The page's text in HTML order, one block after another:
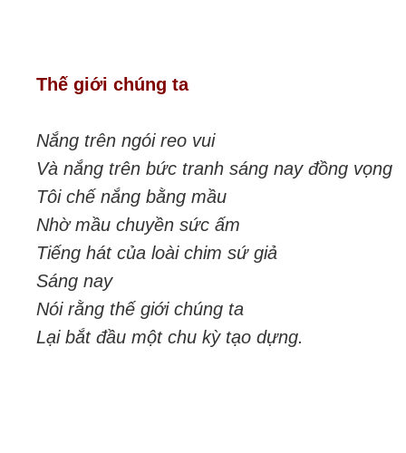
Thế giới chúng ta
Nắng trên ngói reo vui
Và nắng trên bức tranh sáng nay đồng vọng
Tôi chế nắng bằng mầu
Nhờ mầu chuyền sức ấm
Tiếng hát của loài chim sứ giả
Sáng nay
Nói rằng thế giới chúng ta
Lại bắt đầu một chu kỳ tạo dựng.